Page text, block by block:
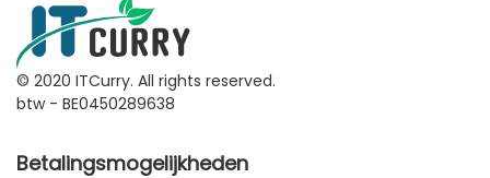
© 2020 ITCurry. All rights reserved.
btw - BE0450289638
Betalingsmogelijkheden